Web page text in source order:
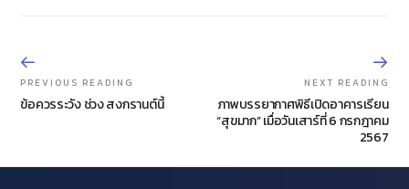
PREVIOUS READING
ข้อควรระวัง ช่วง สงกรานต์นี้
NEXT READING
ภาพบรรยากาศพิธีเปิดอาคารเรียน
“สุขมาก” เมื่อวันเสาร์ที่ 6 กรกฎาคม
2567